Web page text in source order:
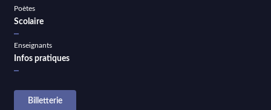
Poètes
Scolaire
Enseignants
Infos pratiques
Billetterie